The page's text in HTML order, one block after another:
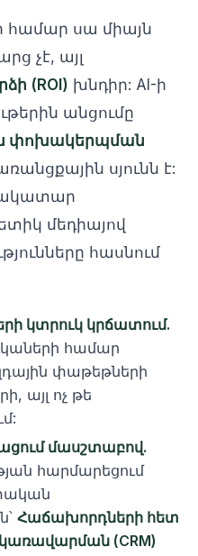
համար սա միայն
չէ, այլ
(ROI) խնդիր: AI-ի
անցումը
փոխակերպման
սյունն է:
մեդիայով
հասնում
կտրուկ կրճատում.
համար
փաթեթների
այլ ոչ թե
մասշտաբով.
հարմարեցում
Հաճախորդների հետ
(CRM)